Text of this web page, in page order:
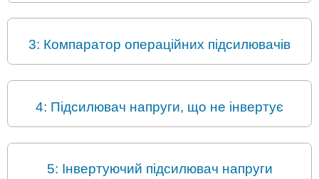
3: Компаратор операційних підсилювачів
4: Підсилювач напруги, що не інвертує
5: Інвертуючий підсилювач напруги